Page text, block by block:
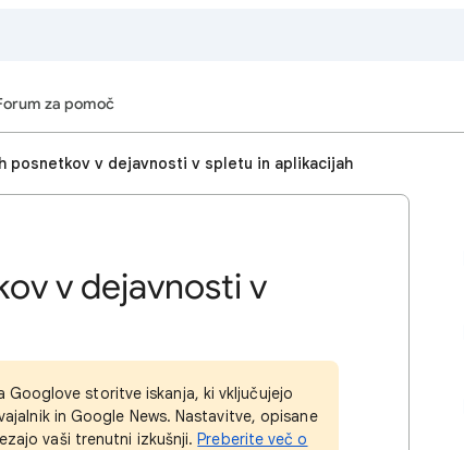
za pomoč
posnetkov v dejavnosti v spletu in aplikacijah
v dejavnosti v
storitve iskanja, ki vključujejo
in Google News. Nastavitve, opisane
vaši trenutni izkušnji.Preberite več o